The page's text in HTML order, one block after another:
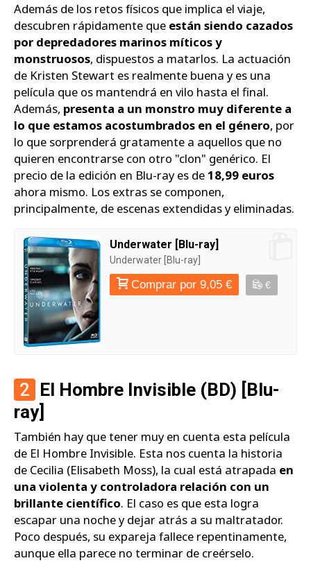
Además de los retos físicos que implica el viaje,
descubren rápidamente que están siendo cazados
por depredadores marinos míticos y
monstruosos, dispuestos a matarlos. La actuación
de Kristen Stewart es realmente buena y es una
película que os mantendrá en vilo hasta el final.
Además, presenta a un monstro muy diferente a
lo que estamos acostumbrados en el género, por
lo que sorprenderá gratamente a aquellos que no
quieren encontrarse con otro "clon" genérico. El
precio de la edición en Blu-ray es de18,99 euros
ahora mismo. Los extras se componen,
principalmente, de escenas extendidas y eliminadas.
Underwater [Blu-ray]
Underwater [Blu-ray]
Comprar por 9,05 € €
2 El Hombre Invisible (BD) [Blu-
ray]
También hay que tener muy en cuenta esta película
de El Hombre Invisible. Esta nos cuenta la historia
de Cecilia (Elisabeth Moss), la cual está atrapada en
una violenta y controladora relación con un
brillante científico. El caso es que esta logra
escapar una noche y dejar atrás a su maltratador.
Poco después, su expareja fallece repentinamente,
aunque ella parece no terminar de creérselo.